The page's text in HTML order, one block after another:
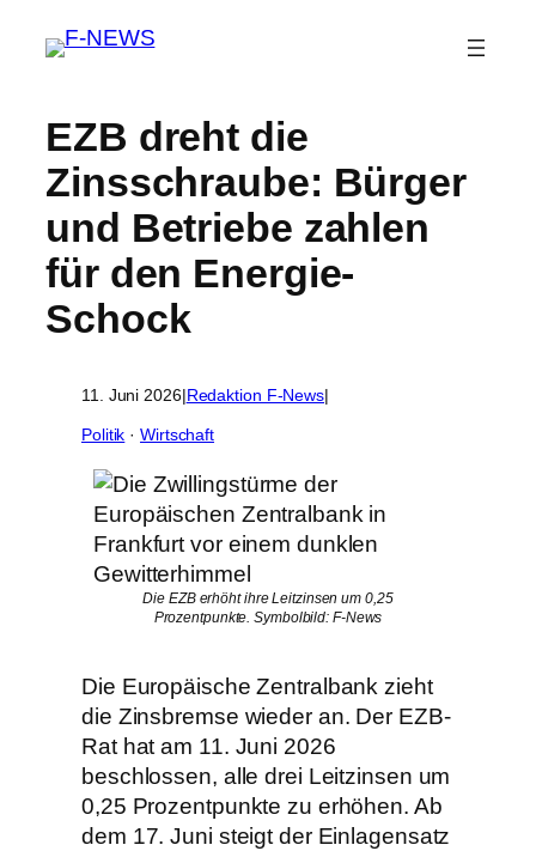
EZB dreht die
Zinsschraube: Bürger
und Betriebe zahlen
für den Energie-
Schock
11. Juni 2026|Redaktion F-News|
Politik · Wirtschaft
Die EZB erhöht ihre Leitzinsen um 0,25
Prozentpunkte. Symbolbild: F-News
Die Europäische Zentralbank zieht
die Zinsbremse wieder an. Der EZB-
Rat hat am 11. Juni 2026
beschlossen, alle drei Leitzinsen um
0,25 Prozentpunkte zu erhöhen. Ab
dem 17. Juni steigt der Einlagensatz